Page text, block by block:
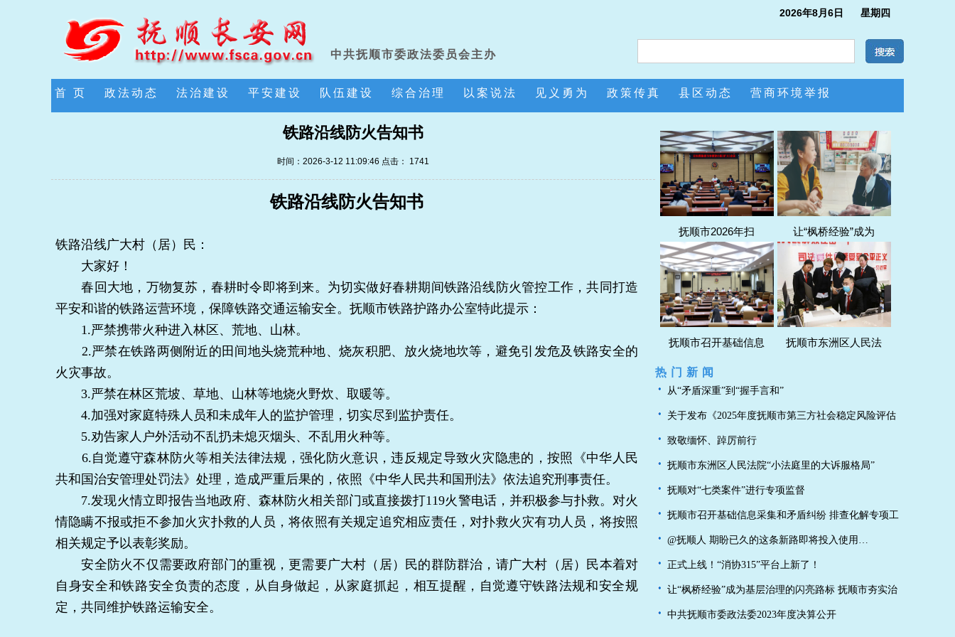
中共抚顺市委政法委员会主办
2026年8月6日 星期四
首 页 政法动态 法治建设 平安建设 队伍建设 综合治理 以案说法 见义勇为 政策传真 县区动态 营商环境举报
铁路沿线防火告知书
时间：2026-3-12 11:09:46 点击： 1741
铁路沿线防火告知书
铁路沿线广大村（居）民：
大家好！
春回大地，万物复苏，春耕时令即将到来。为切实做好春耕期间铁路沿线防火管控工作，共同打造
平安和谐的铁路运营环境，保障铁路交通运输安全。抚顺市铁路护路办公室特此提示：
1.严禁携带火种进入林区、荒地、山林。
2.严禁在铁路两侧附近的田间地头烧荒种地、烧灰积肥、放火烧地坎等，避免引发危及铁路安全的
火灾事故。
3.严禁在林区荒坡、草地、山林等地烧火野炊、取暖等。
4.加强对家庭特殊人员和未成年人的监护管理，切实尽到监护责任。
5.劝告家人户外活动不乱扔未熄灭烟头、不乱用火种等。
6.自觉遵守森林防火等相关法律法规，强化防火意识，违反规定导致火灾隐患的，按照《中华人民
共和国治安管理处罚法》处理，造成严重后果的，依照《中华人民共和国刑法》依法追究刑事责任。
7.发现火情立即报告当地政府、森林防火相关部门或直接拨打119火警电话，并积极参与扑救。对火
情隐瞒不报或拒不参加火灾扑救的人员，将依照有关规定追究相应责任，对扑救火灾有功人员，将按照
相关规定予以表彰奖励。
安全防火不仅需要政府部门的重视，更需要广大村（居）民的群防群治，请广大村（居）民本着对
自身安全和铁路安全负责的态度，从自身做起，从家庭抓起，相互提醒，自觉遵守铁路法规和安全规
定，共同维护铁路运输安全。
抚顺市2026年扫 让“枫桥经验”成为
抚顺市召开基础信息 抚顺市东洲区人民法
热门新闻
从“矛盾深重”到“握手言和”
关于发布《2025年度抚顺市第三方社会稳定风险评估
机构备案清单》的通知
致敬缅怀、踔厉前行
抚顺市东洲区人民法院“小法庭里的大诉服格局”
抚顺对“七类案件”进行专项监督
抚顺市召开基础信息采集和矛盾纠纷 排查化解专项工
作动员部署会议
@抚顺人 期盼已久的这条新路即将投入使用…
正式上线！“消协315”平台上新了！
让“枫桥经验”成为基层治理的闪亮路标 抚顺市夯实治
理根基托起群众“稳稳的幸福”
中共抚顺市委政法委2023年度决算公开